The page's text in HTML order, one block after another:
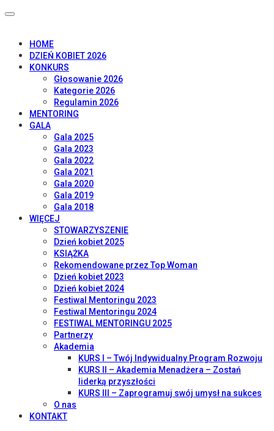
HOME
DZIEŃ KOBIET 2026
KONKURS
Głosowanie 2026
Kategorie 2026
Regulamin 2026
MENTORING
GALA
Gala 2025
Gala 2023
Gala 2022
Gala 2021
Gala 2020
Gala 2019
Gala 2018
WIĘCEJ
STOWARZYSZENIE
Dzień kobiet 2025
KSIĄŻKA
Rekomendowane przez Top Woman
Dzień kobiet 2023
Dzień kobiet 2024
Festiwal Mentoringu 2023
Festiwal Mentoringu 2024
FESTIWAL MENTORINGU 2025
Partnerzy
Akademia
KURS I – Twój Indywidualny Program Rozwoju
KURS II – Akademia Menadżera – Zostań
liderką przyszłości
KURS III – Zaprogramuj swój umysł na sukces
O nas
KONTAKT